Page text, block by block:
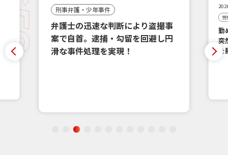
刑事弁護・少年事件
弁護士の迅速な判断により盗撮事
案で自首。逮捕・勾留を回避し円
滑な事件処理を実現！
勤
突